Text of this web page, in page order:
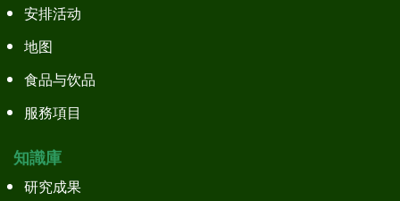
安排活动
地图
食品与饮品
服務項目
知識庫
研究成果